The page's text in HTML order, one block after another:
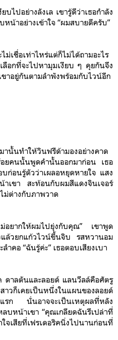
บไปอย่างลังเล เขารู้ดีว่าเธอกำลัง
หน้าอย่างเข้าใจ “ผมสบายดีครับ”
เชื่อเท่าไหร่แต่ก็ไม่ได้ถามอะไร
ลือกที่จะไปหามุมเงียบ ๆ คุยกันจึง
าอยู่กันตามลำพังพร้อมกับไวน์อีก
านั้นทำให้วินฟรีด้ามองอย่างคาด
ยคนนั้นพูดคำนั้นออกมาก่อน เธอ
ก่อนรู้ตัวว่าเผลอหยุดหายใจ แสง
าเขา สะท้อนกับผมสีแดงจินเจอร์
ม่ต่างกับภาพวาด
อยากให้ผมไปยุ่งกับคุณ” เขาพูด
ล้วยกแก้วไวน์ขึ้นจิบ รสหวานอม
คอ “ฉันรู้ค่ะ” เธอตอบเสียงเบา
ดาลตันและลอยด์ แลนวีลล์คือศัตรู
าวก็เคยเป็นหนึ่งในแผนของลอยด์
แรก นั่นอาจจะเป็นเหตุผลที่หลัง
ลบหน้าเขา “คุณเกลียดฉันรึเปล่าที่
สียที่เฟรเดอริคนิ่งไปนานก่อนที่